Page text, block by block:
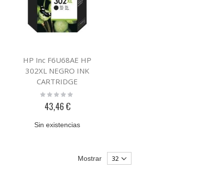
HP Inc F6U68AE HP
302XL NEGRO INK
CARTRIDGE
Rating:
43,46 €
Sin existencias
Mostrar